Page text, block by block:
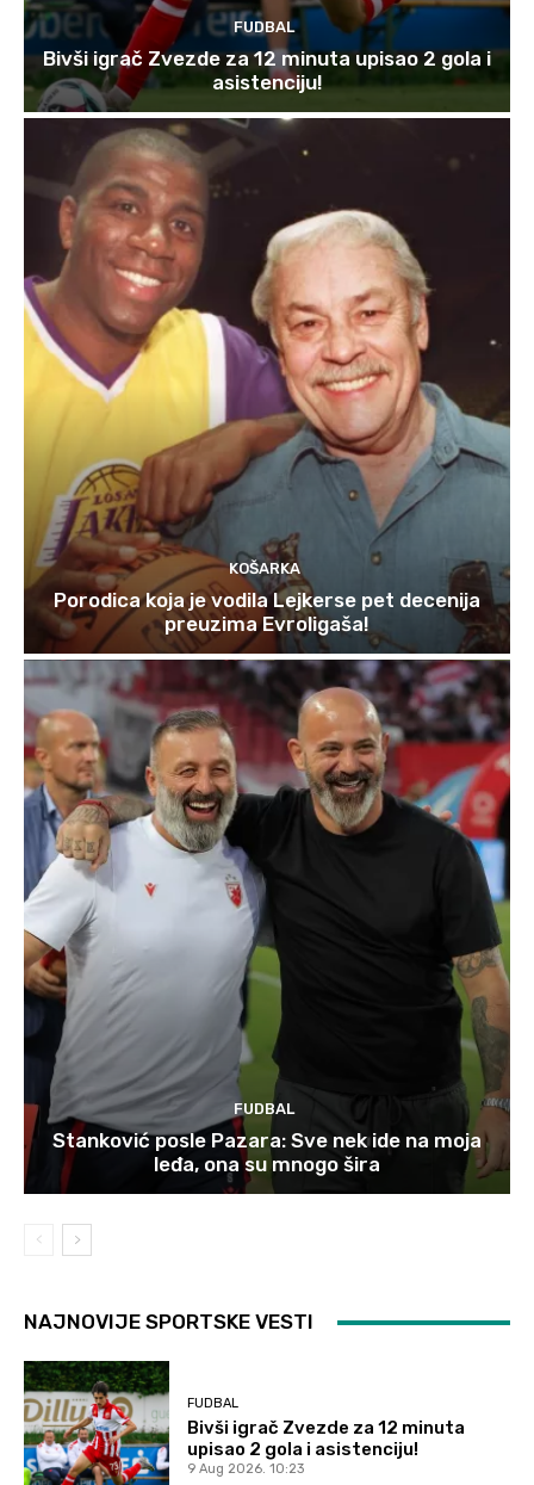
FUDBAL
Bivši igrač Zvezde za 12 minuta upisao 2 gola i
asistenciju!
KOŠARKA
Porodica koja je vodila Lejkerse pet decenija
preuzima Evroligaša!
FUDBAL
Stanković posle Pazara: Sve nek ide na moja
leđa, ona su mnogo šira
NAJNOVIJE SPORTSKE VESTI
FUDBAL
Bivši igrač Zvezde za 12 minuta
upisao 2 gola i asistenciju!
9 Aug 2026. 10:23